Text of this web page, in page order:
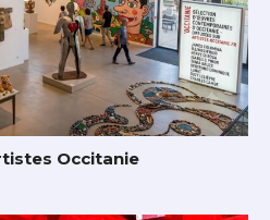
Occitanie